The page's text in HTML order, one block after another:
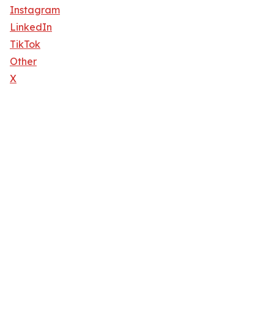
Instagram
LinkedIn
TikTok
Other
X